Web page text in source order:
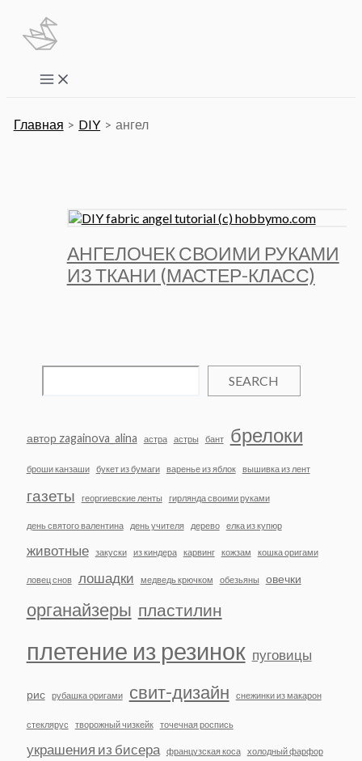
Перейти
содержимому
Main
Menu
Главная DIY ангел
АНГЕЛОЧЕК СВОИМИ РУКАМИ
ИЗ ТКАНИ (МАСТЕР-КЛАСС)
SEARCH
автор zagainova_alina астра астры бант брелоки
броши канзаши букет из бумаги варенье из яблок вышивка из лент
газеты георгиевские ленты гирлянда своими руками
день святого валентина день учителя дерево елка из купюр
животные закуски из киндера карвинг кожзам кошка оригами
ловец снов лошадки медведь крючком обезьяны овечки
органайзеры пластилин
плетение из резинок пуговицы
рис рубашка оригами свит-дизайн снежинки из макарон
стеклярус творожный чизкейк точечная роспись
украшения из бисера французская коса холодный фарфор